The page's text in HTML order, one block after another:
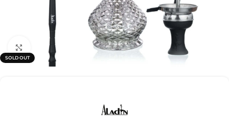
SOLD OUT
Click to enlarge